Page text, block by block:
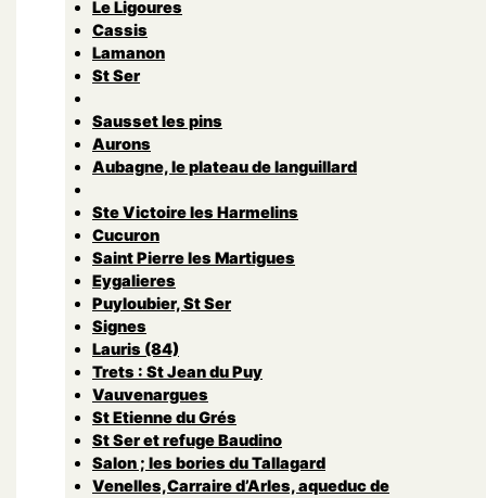
Le Ligoures
Cassis
Lamanon
St Ser
Sausset les pins
Aurons
Aubagne, le plateau de languillard
Ste Victoire les Harmelins
Cucuron
Saint Pierre les Martigues
Eygalieres
Puyloubier, St Ser
Signes
Lauris (84)
Trets : St Jean du Puy
Vauvenargues
St Etienne du Grés
St Ser et refuge Baudino
Salon ; les bories du Tallagard
Venelles,Carraire d’Arles, aqueduc de